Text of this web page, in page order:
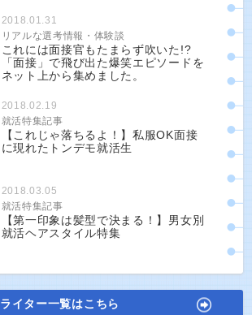
2018.01.31
リアルな選考情報・体験談
これには面接官もたまらず吹いた!?
「面接」で飛び出た爆笑エピソードを
ネット上から集めました。
2018.02.19
就活特集記事
【これじゃ落ちるよ！】私服OK面接
に現れたトンデモ就活生
2018.03.05
就活特集記事
【第一印象は髪型で決まる！】男女別
就活ヘアスタイル特集
ライター一覧はこちら